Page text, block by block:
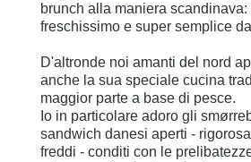
brunch alla maniera
freschissimo e super semplice
D'altronde noi amanti del nord
anche la sua speciale cucina
maggior parte a base di pesce.
Io in particolare adoro gli
sandwich danesi aperti -
freddi - conditi con le